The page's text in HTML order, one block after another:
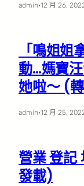
admin·12 月 26,
「鳴姐
動…媽寶
她啦～ (
admin·12 月 25,
營業 登記
發載)